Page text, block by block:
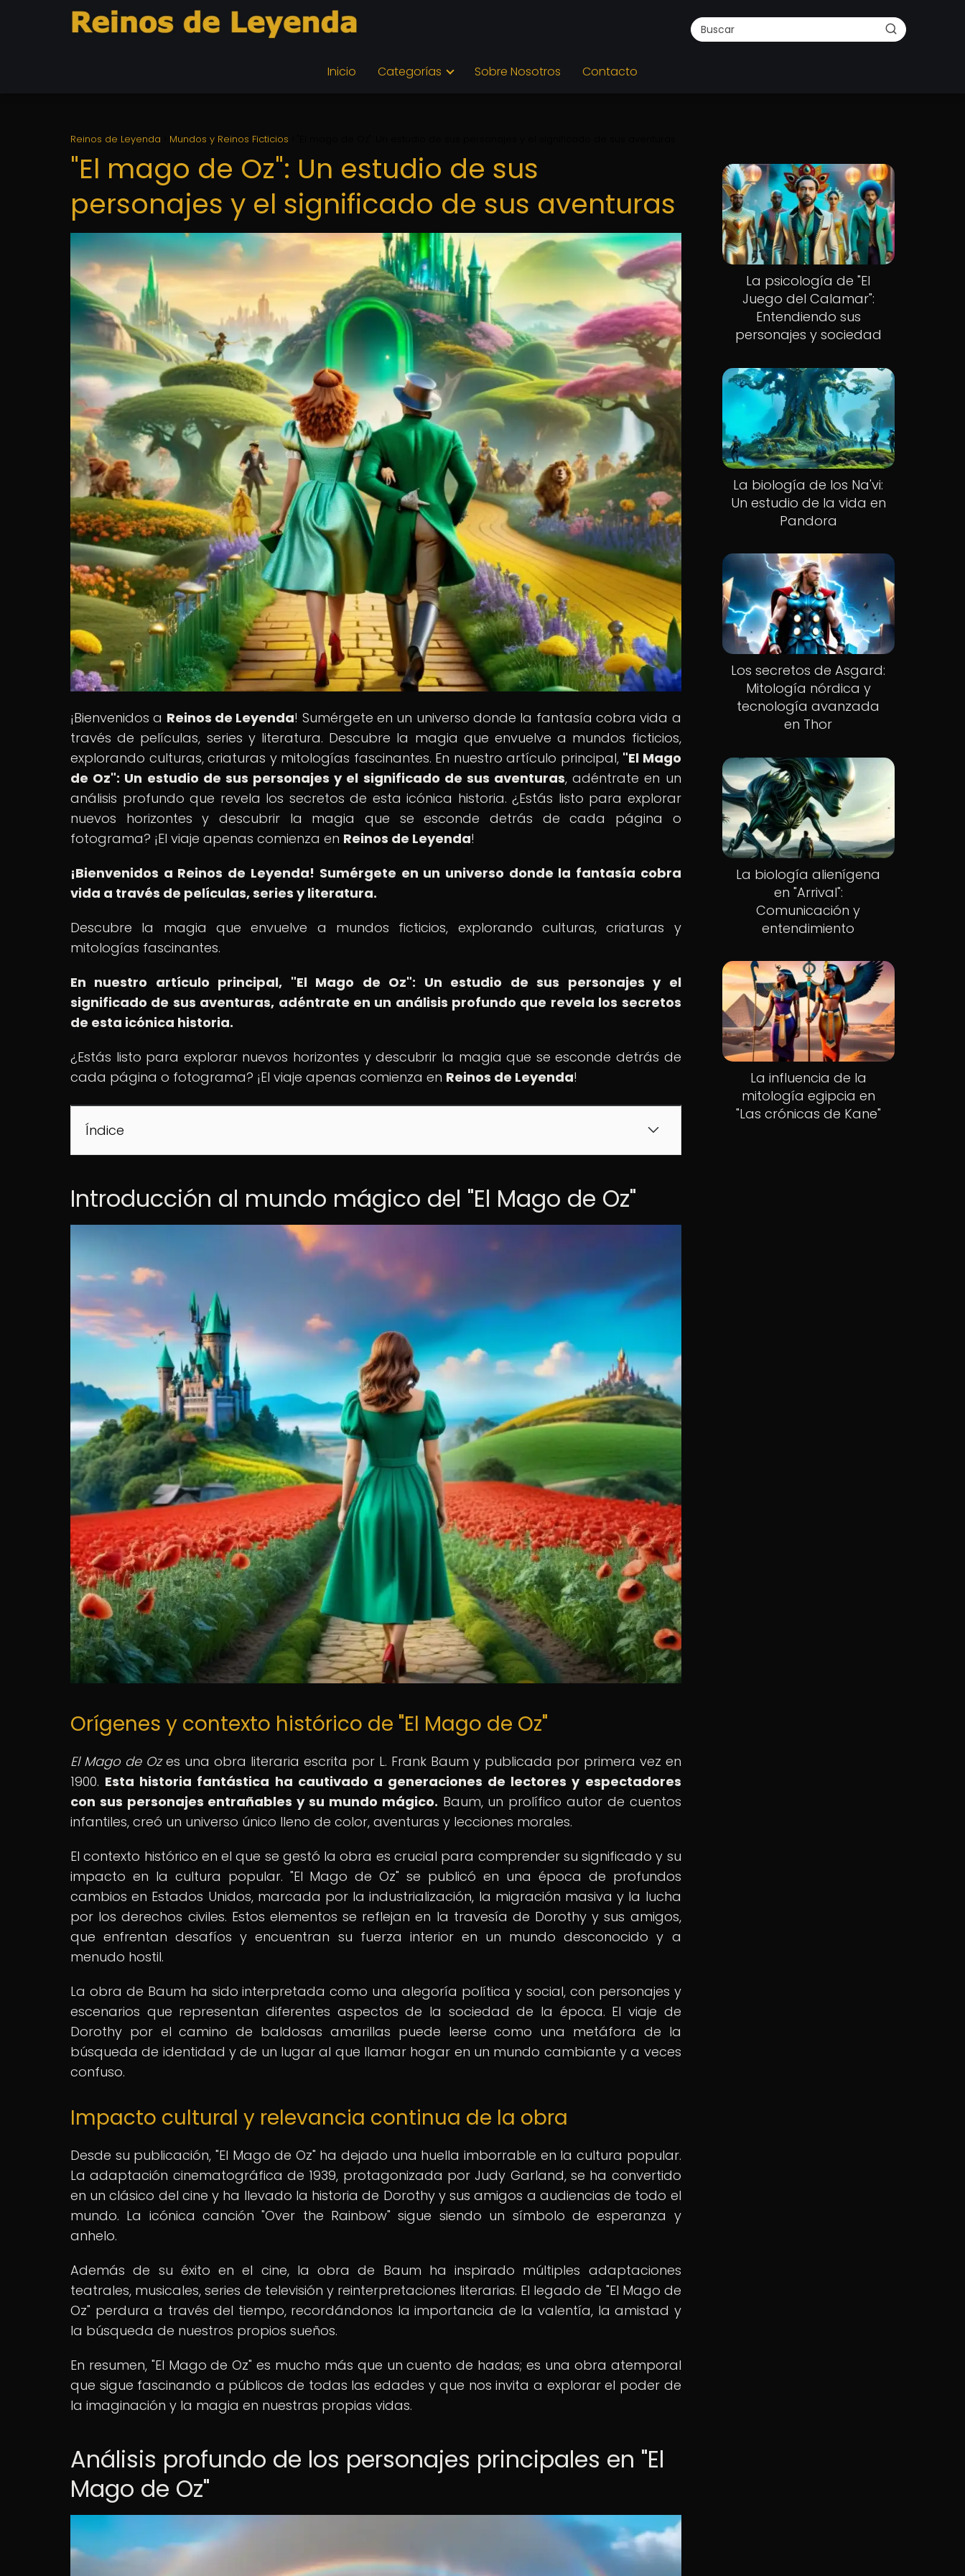
Inicio Categorías Sobre Nosotros Contacto
Reinos de Leyenda Mundos y Reinos Ficticios
"El mago de Oz": Un estudio de sus
personajes y el significado de sus aventuras
¡Bienvenidos a Reinos de Leyenda! Sumérgete en un universo donde la fantasía cobra vida a
través de películas, series y literatura. Descubre la magia que envuelve a mundos ficticios,
explorando culturas, criaturas y mitologías fascinantes. En nuestro artículo principal, "El Mago
de Oz": Un estudio de sus personajes y el significado de sus aventuras, adéntrate en un
análisis profundo que revela los secretos de esta icónica historia. ¿Estás listo para explorar
nuevos horizontes y descubrir la magia que se esconde detrás de cada página o
fotograma? ¡El viaje apenas comienza en Reinos de Leyenda!
¡Bienvenidos a Reinos de Leyenda! Sumérgete en un universo donde la fantasía cobra
vida a través de películas, series y literatura.
Descubre la magia que envuelve a mundos ficticios, explorando culturas, criaturas y
mitologías fascinantes.
En nuestro artículo principal, "El Mago de Oz": Un estudio de sus personajes y el
significado de sus aventuras, adéntrate en un análisis profundo que revela los secretos
de esta icónica historia.
¿Estás listo para explorar nuevos horizontes y descubrir la magia que se esconde detrás de
cada página o fotograma? ¡El viaje apenas comienza en Reinos de Leyenda!
Índice
Introducción al mundo mágico del "El Mago de Oz"
Orígenes y contexto histórico de "El Mago de Oz"
El Mago de Ozes una obra literaria escrita por L. Frank Baum y publicada por primera vez en
1900. Esta historia fantástica ha cautivado a generaciones de lectores y espectadores
con sus personajes entrañables y su mundo mágico. Baum, un prolífico autor de cuentos
infantiles, creó un universo único lleno de color, aventuras y lecciones morales.
El contexto histórico en el que se gestó la obra es crucial para comprender su significado y su
impacto en la cultura popular. "El Mago de Oz" se publicó en una época de profundos
cambios en Estados Unidos, marcada por la industrialización, la migración masiva y la lucha
por los derechos civiles. Estos elementos se reflejan en la travesía de Dorothy y sus amigos,
que enfrentan desafíos y encuentran su fuerza interior en un mundo desconocido y a
menudo hostil.
La obra de Baum ha sido interpretada como una alegoría política y social, con personajes y
escenarios que representan diferentes aspectos de la sociedad de la época. El viaje de
Dorothy por el camino de baldosas amarillas puede leerse como una metáfora de la
búsqueda de identidad y de un lugar al que llamar hogar en un mundo cambiante y a veces
confuso.
Impacto cultural y relevancia continua de la obra
Desde su publicación, "El Mago de Oz" ha dejado una huella imborrable en la cultura popular.
La adaptación cinematográfica de 1939, protagonizada por Judy Garland, se ha convertido
en un clásico del cine y ha llevado la historia de Dorothy y sus amigos a audiencias de todo el
mundo. La icónica canción "Over the Rainbow" sigue siendo un símbolo de esperanza y
anhelo.
Además de su éxito en el cine, la obra de Baum ha inspirado múltiples adaptaciones
teatrales, musicales, series de televisión y reinterpretaciones literarias. El legado de "El Mago de
Oz" perdura a través del tiempo, recordándonos la importancia de la valentía, la amistad y
la búsqueda de nuestros propios sueños.
En resumen, "El Mago de Oz" es mucho más que un cuento de hadas; es una obra atemporal
que sigue fascinando a públicos de todas las edades y que nos invita a explorar el poder de
la imaginación y la magia en nuestras propias vidas.
Análisis profundo de los personajes principales en "El
Mago de Oz"
La psicología de "El
Juego del Calamar":
Entendiendo sus
personajes y sociedad
La biología de los Na'vi:
Un estudio de la vida en
Pandora
Los secretos de Asgard:
Mitología nórdica y
tecnología avanzada
en Thor
La biología alienígena
en "Arrival":
Comunicación y
entendimiento
La influencia de la
mitología egipcia en
"Las crónicas de Kane"